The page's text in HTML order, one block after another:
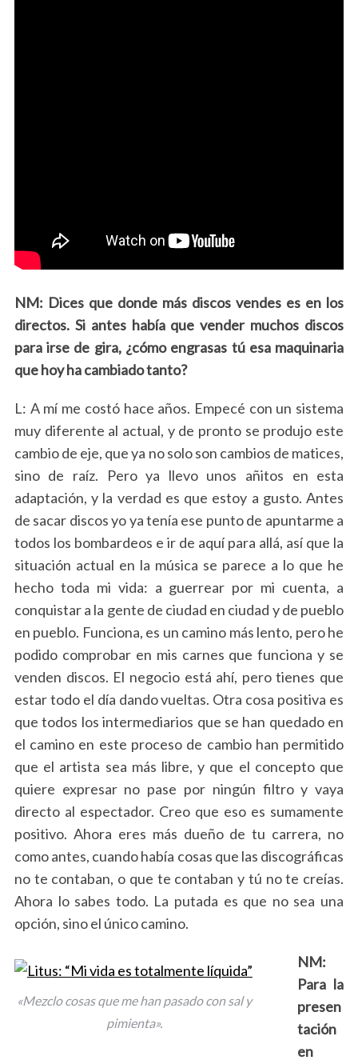
NM: Dices que donde más discos vendes es en los
directos. Si antes había que vender muchos discos
para irse de gira, ¿cómo engrasas tú esa maquinaria
que hoy ha cambiado tanto?
L: A mí me costó hace años. Empecé con un sistema
muy diferente al actual, y de pronto se produjo este
cambio de eje, que ya no solo son cambios de matices,
sino de raíz. Pero ya llevo unos añitos en esta
adaptación, y la verdad es que estoy a gusto. Antes
de sacar discos yo ya tenía ese punto de apuntarme a
todos los bombardeos e ir de aquí para allá, así que la
situación actual en la música se parece a lo que he
hecho toda mi vida: a guerrear por mi cuenta, a
conquistar a la gente de ciudad en ciudad y de pueblo
en pueblo. Funciona, es un camino más lento, pero he
podido comprobar en mis carnes que funciona y se
venden discos. El negocio está ahí, pero tienes que
estar todo el día dando vueltas. Otra cosa positiva es
que todos los intermediarios que se han quedado en
el camino en este proceso de cambio han permitido
que el artista sea más libre, y que el concepto que
quiere expresar no pase por ningún filtro y vaya
directo al espectador. Creo que eso es sumamente
positivo. Ahora eres más dueño de tu carrera, no
como antes, cuando había cosas que las discográficas
no te contaban, o que te contaban y tú no te creías.
Ahora lo sabes todo. La putada es que no sea una
opción, sino el único camino.
«Mezclo cosas que me han pasado con sal y
pimienta».
NM:
Para la
presen
tación
en
e
a
r
f
o